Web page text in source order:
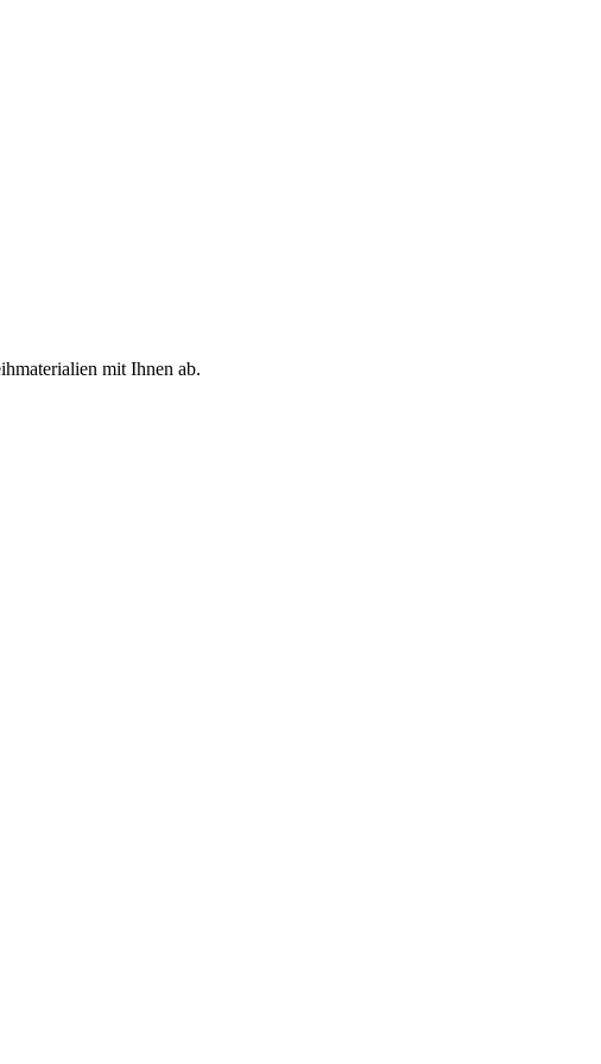
mit Ihnen ab.